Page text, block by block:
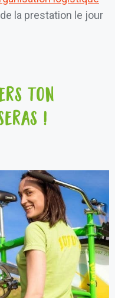
la prestation le jour
ton
!